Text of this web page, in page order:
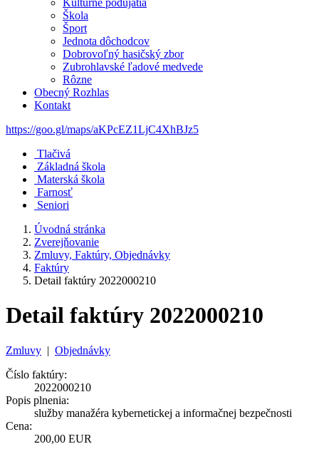
Kultúrne podujatia
Škola
Šport
Jednota dôchodcov
Dobrovoľný hasičský zbor
Zubrohlavské ľadové medvede
Rôzne
Obecný Rozhlas
Kontakt
https://goo.gl/maps/aKPcEZ1LjC4XhBJz5
Tlačivá
Základná škola
Materská škola
Farnosť
Seniori
Úvodná stránka
Zverejňovanie
Zmluvy, Faktúry, Objednávky
Faktúry
Detail faktúry 2022000210
Detail faktúry 2022000210
Zmluvy | Objednávky
Číslo faktúry:
2022000210
Popis plnenia:
služby manažéra kybernetickej a informačnej bezpečnosti
Cena:
200,00 EUR